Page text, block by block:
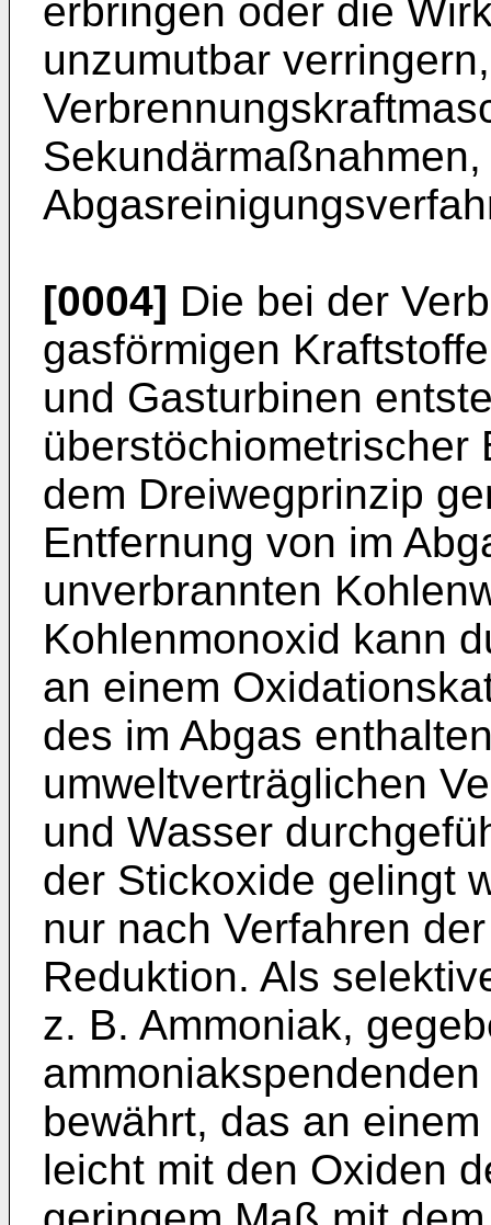
erbringen oder die
unzumutbar
[0004] Die bei der
gasförmigen
und Gasturbinen
überstöchiometrischer
dem Dreiwegprinzip
Entfernung von im
unverbrannten
Kohlenmonoxid kann
an einem
des im Abgas
umweltverträglichen
und Wasser
der Stickoxide gelingt
nur nach Verfahren
Reduktion. Als
z. B. Ammoniak,
bewährt, das an
leicht mit den Oxiden